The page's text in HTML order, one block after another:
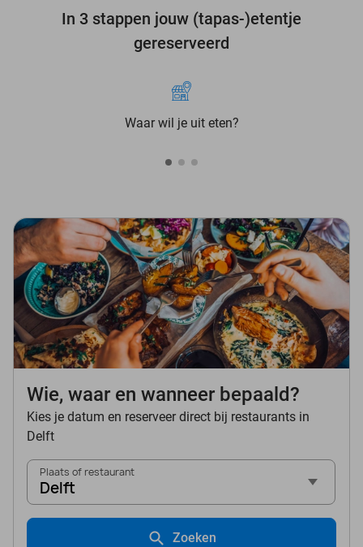
In 3 stappen jouw (tapas-)etentje
gereserveerd
Waar wil je uit eten?
Wie, waar en wanneer bepaald?
Kies je datum en reserveer direct bij restaurants in
Delft
Plaats of restaurant
Delft
Zoeken